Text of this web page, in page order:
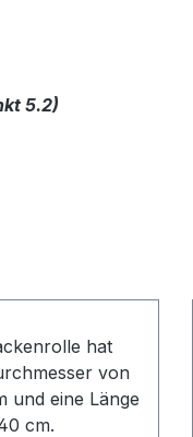
5.2)